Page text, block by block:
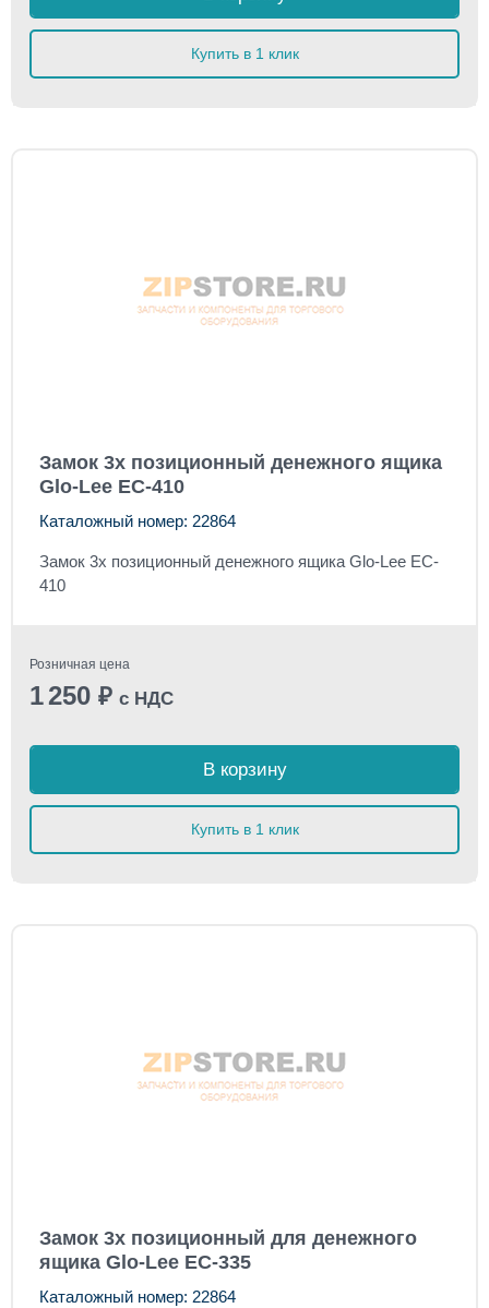
Купить в 1 клик
Замок 3х позиционный денежного ящика
Glo-Lee EC-410
Каталожный номер: 22864
Замок 3х позиционный денежного ящика Glo-Lee EC-
410
Розничная цена
1 250 ₽ с НДС
В корзину
Купить в 1 клик
Замок 3х позиционный для денежного
ящика Glo-Lee EC-335
Каталожный номер: 22864